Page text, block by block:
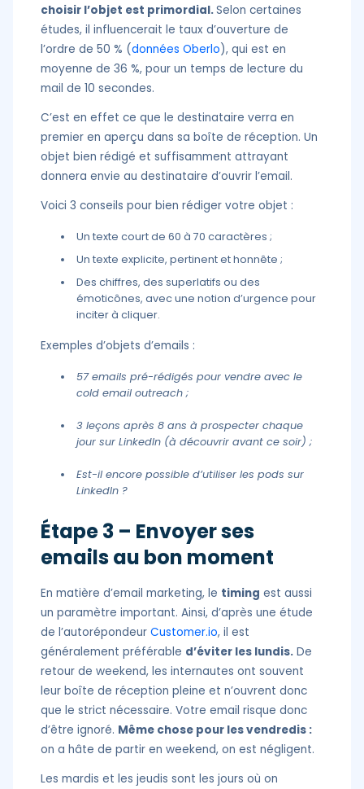
choisir l’objet est primordial.Selon certaines
études, il influencerait le taux d’ouverture de
l’ordre de 50 % (données Oberlo), qui est en
moyenne de 36 %, pour un temps de lecture du
mail de 10 secondes.
C’est en effet ce que le destinataire verra en
premier en aperçu dans sa boîte de réception. Un
objet bien rédigé et suffisamment attrayant
donnera envie au destinataire d’ouvrir l’email.
Voici 3 conseils pour bien rédiger votre objet :
Un texte court de 60 à 70 caractères ;
Un texte explicite, pertinent et honnête ;
Des chiffres, des superlatifs ou des
émoticônes, avec une notion d’urgence pour
inciter à cliquer.
Exemples d’objets d’emails :
57 emails pré-rédigés pour vendre avec le
cold email outreach ;
3 leçons après 8 ans à prospecter chaque
jour sur LinkedIn (à découvrir avant ce soir) ;
Est-il encore possible d’utiliser les pods sur
LinkedIn ?
Étape 3 – Envoyer ses
emails au bon moment
En matière d’email marketing, le timing est aussi
un paramètre important. Ainsi, d’après une étude
de l’autorépondeur Customer.io, il est
généralement préférable d’éviter les lundis. De
retour de weekend, les internautes ont souvent
leur boîte de réception pleine et n’ouvrent donc
que le strict nécessaire. Votre email risque donc
d’être ignoré. Même chose pour les vendredis :
on a hâte de partir en weekend, on est négligent.
Les mardis et les jeudis sont les jours où on